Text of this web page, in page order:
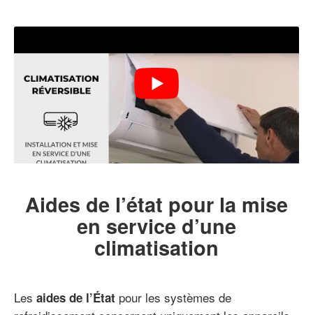
Aides de l’état pour la mise
en service d’une
climatisation
Les aides de l’État pour les systèmes de